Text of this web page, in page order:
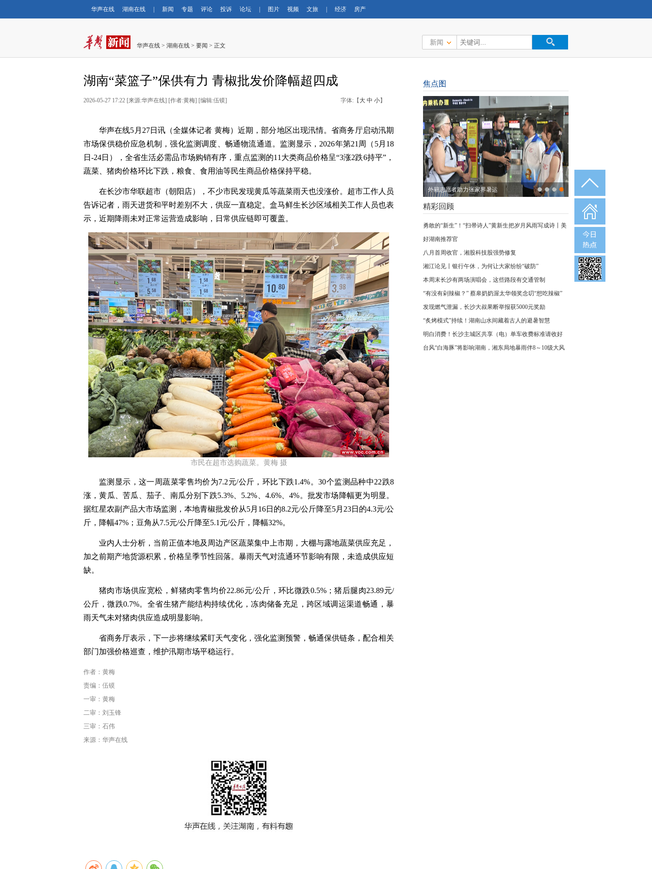
华声在线 湖南在线 新闻 专题 评论 投诉 论坛 图片 视频 文旅 经济 房产
华声在线 > 湖南在线 > 要闻 > 正文 新闻
湖南“菜篮子”保供有力 青椒批发价降幅超四成
2026-05-27 17:22 [来源:华声在线] [作者:黄梅] [编辑:伍镆] 字体:【 大 中 小】
华声在线5 月 27日讯（全媒体记者 黄梅）近期，部分地区出现汛情。省商务厅启动汛期
市场保供稳价应急机制，强化监测调度、畅通物流通道。监测显示， 2026年第21 周（ 5月 18
日-24日），全省生活必需品市场购销有序，重点监测的11 大类商品价格呈“3涨2跌6持平”，
蔬菜、 猪肉价格环比下跌，粮食、食用油等民生商品价格保持平稳。
在长沙市华联超市（朝阳店），不少市民发现黄瓜等蔬菜雨天也没涨价。超市工作人员
告诉记者，雨天进货和平时差别不大，供应一直稳定。盒马鲜生长沙区域相关工作人员也表
示，近期降雨未对正常运营造成影响，日常供应链即可覆盖。
市民在超市选购蔬菜。黄梅 摄​
监测显示，这一周蔬菜零售均价为7.2元/公斤，环比下跌1.4%。30个监测品种中22跌8
涨，黄瓜、苦瓜、茄子、南瓜分别下跌5.3%、 5.2%、 4.6%、4%。 批发市场降幅更为明显。
据红星农副产品大市场监测，本地青椒批发价从5月 16日的8.2元/公斤降至5月 23日的4.3元/公
斤，降幅47% ；豆角从7.5元/公斤降至5.1元/公斤，降幅32%。
业内人士分析，当前正值本地及周边产区蔬菜集中上市期，大棚与露地蔬菜供应充足，
加之前期产地货源积累，价格呈季节性回落。暴雨天气对流通环节影响有限，未造成供应短
缺。
猪肉市场供应宽松，鲜猪肉零售均价22.86元/公斤，环比微跌0.5%；猪后腿肉23.89元/
公斤，微跌0.7%。全省生猪产能结构持续优化，冻肉储备充足，跨区域调运渠道畅通，暴
雨天气未对猪肉供应造成明显影响。
省商务厅表示，下一步将继续紧盯天气变化，强化监测预警，畅通保供链条，配合相关
部门加强价格巡查，维护汛期市场平稳运行。
作者：黄梅
责编：伍镆
一审：黄梅
二审：刘玉锋
三审：石伟
来源：华声在线
焦点图
外籍志愿者助力张家界暑运
精彩回顾
勇敢的“新生”！“扫帚诗人”黄新生把岁月风雨写成诗丨美
好湖南推荐官
八月首周收官，湘股科技股强势修复
湘江论见丨银行午休，为何让大家纷纷“破防”
本周末长沙有两场演唱会，这些路段有交通管制
“有没有剁辣椒？” 蔡皋奶奶渥太华领奖念叨“想吃辣椒”
发现燃气泄漏，长沙大叔果断举报获5000元奖励
“炙烤模式”持续！湖南山水间藏着古人的避暑智慧
明白消费！长沙主城区共享（电）单车收费标准请收好
台风“白海豚”将影响湖南，湘东局地暴雨伴8～10级大风